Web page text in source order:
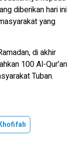
diberikan hari ini
yang
di akhir
100 Al-Qur’an
Tuban.